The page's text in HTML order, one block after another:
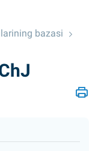
bazasi